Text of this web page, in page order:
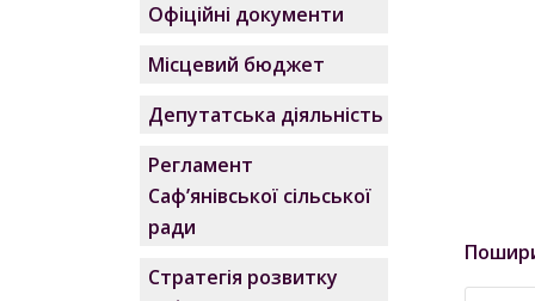
Офіційні документи
Місцевий бюджет
Депутатська діяльність
Регламент
Саф’янівської сільської
ради
Стратегія розвитку